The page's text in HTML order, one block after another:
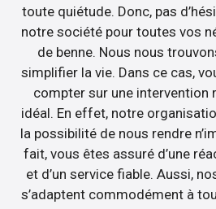
toute quiétude. Donc, pas
notre société pour toutes vos
de benne. Nous nous
simplifier la vie. Dans ce cas,
compter sur une intervention
idéal. En effet, notre
la possibilité de nous rendre
fait, vous êtes assuré d’une
et d’un service fiable. Aussi,
s’adaptent commodément à